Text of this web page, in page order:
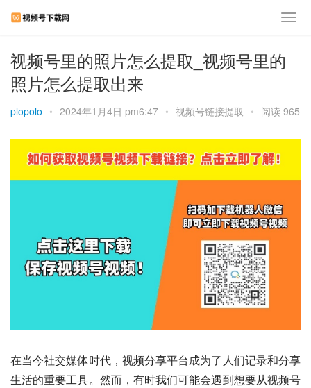
视频号里的照片怎么提取_视频号里的
照片怎么提取出来
plopolo • 2024年1月4日 pm6:47 • 视频号链接提取 • 阅读 965
在当今社交媒体时代，视频分享平台成为了人们记录和分享
生活的重要工具。然而，有时我们可能会遇到想要从视频号